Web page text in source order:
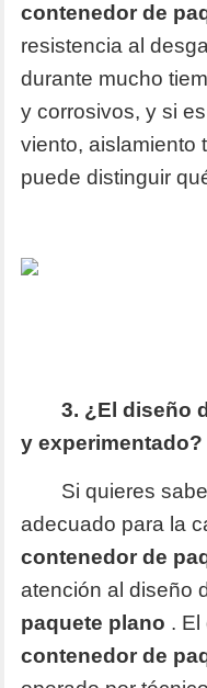
contenedor de
resistencia al
durante mucho
y corrosivos, y si
viento, aislamiento
puede distinguir
3. ¿El diseño
y experimentado?
Si quieres
adecuado para la
contenedor de
atención al diseño
paquete plano .
contenedor de